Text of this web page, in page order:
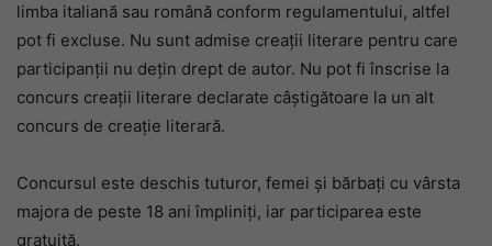
limba italiană sau română conform regulamentului, altfel
pot fi excluse. Nu sunt admise creații literare pentru care
participanții nu dețin drept de autor. Nu pot fi înscrise la
concurs creații literare declarate câștigătoare la un alt
concurs de creație literară.
Concursul este deschis tuturor, femei și bărbați cu vârsta
majora de peste 18 ani împliniți, iar participarea este
gratuită.